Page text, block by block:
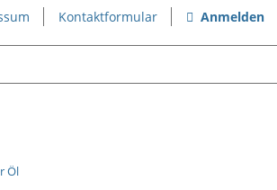
Kontaktformular Anmelden
Öl